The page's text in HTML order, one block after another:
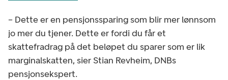
– Dette er en pensjonssparing som blir mer lønnsom
jo mer du tjener. Dette er fordi du får et
skattefradrag på det beløpet du sparer som er lik
marginalskatten, sier Stian Revheim, DNBs
pensjonsekspert.